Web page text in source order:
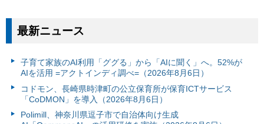
最新ニュース
子育て家族のAI利用「ググる」から「AIに聞く」へ。52%が
AIを活用 =アクトインディ調べ=（2026年8月6日）
コドモン、長崎県時津町の公立保育所が保育ICTサービス
「CoDMON」を導入（2026年8月6日）
Polimill、神奈川県逗子市で自治体向け生成